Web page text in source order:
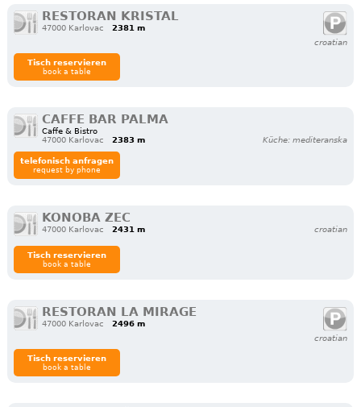
RESTORAN KRISTAL
47000 Karlovac
2381 m
croatian
Tisch reservieren
book a table
CAFFE BAR PALMA
Caffe & Bistro
47000 Karlovac
2383 m Küche: mediteranska
telefonisch anfragen
request by phone
KONOBA ZEC
47000 Karlovac 2431 m croatian
Tisch reservieren
book a table
RESTORAN LA MIRAGE
47000 Karlovac
2496 m
croatian
Tisch reservieren
book a table